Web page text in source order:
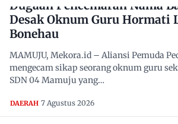
Dugaan Pencemaran Nama
Desak Oknum Guru Hormati
Bonehau
MAMUJU, Mekora.id – Aliansi Pemuda
mengecam sikap seorang oknum guru
SDN 04 Mamuju yang…
DAERAH 7 Agustus 2026